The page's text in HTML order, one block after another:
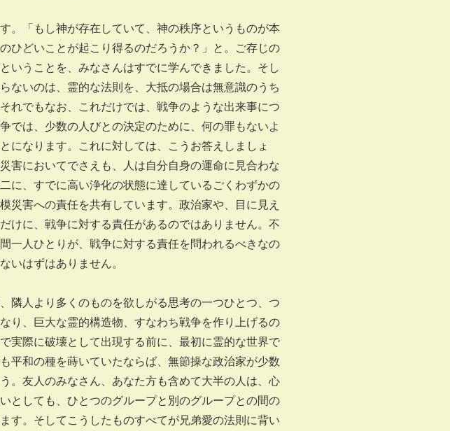
。「もし神が存在していて、神の秩序というものが本
ひどいことが起こり得るのだろうか？」と。ご存じの
いうことを、みなさんはすでに学んできました。そし
ないのは、霊的な法則を、大抵の場合は無意識のうち
れでもなお、これだけでは、戦争のような出来事につ
では、少数の人びとの決定のために、何の罪もないよ
になります。これに対しては、こうお答えしましょ
害においてでさえも、人は自分自身の運命に見合わな
に、すでに高い浄化の状態に達しているごくわずかの
災害への責任を共有しています。政治家や、目に見え
けに、戦争に対する責任があるのではありません。不
一人ひとりが、戦争に対する責任を問われるべきなの
いはずはありません。
隣人より多くのものを欲しがる思考の一つひとつ、つ
り、巨大な霊的構造物、すなわち戦争を作り上げるの
実際に破壊として出現する前に、最初に霊的な世界で
平和の種を蒔いていたならば、無節操な政治家が少数
。友人のみなさん、あなた方も含めて大半の人は、心
としても、ひとつのグループと別のグループとの間の
す。そしてこうしたものすべてが兄弟愛の法則に背い